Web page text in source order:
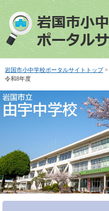
で
す
ば
し
本
文
へ
岩国市小中学校ポータルサイトトップ >
令和8年度